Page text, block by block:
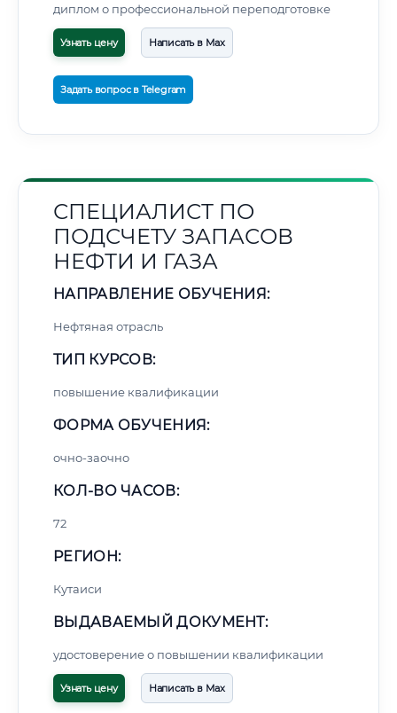
диплом о профессиональной переподготовке
Узнать цену Написать в Max
Задать вопрос в Telegram
СПЕЦИАЛИСТ ПО
ПОДСЧЕТУ ЗАПАСОВ
НЕФТИ И ГАЗА
НАПРАВЛЕНИЕ ОБУЧЕНИЯ:
Нефтяная отрасль
ТИП КУРСОВ:
повышение квалификации
ФОРМА ОБУЧЕНИЯ:
очно-заочно
КОЛ-ВО ЧАСОВ:
72
РЕГИОН:
Кутаиси
ВЫДАВАЕМЫЙ ДОКУМЕНТ:
удостоверение о повышении квалификации
Узнать цену Написать в Max